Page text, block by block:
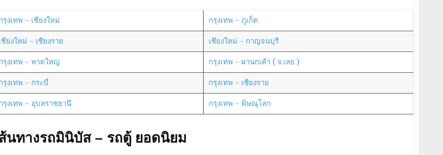
รุงเทพ – เชียงใหม่
ชียงใหม่ – เชียงราย
รุงเทพ – หาดใหญ่
รุงเทพ – กระบี่
รุงเทพ – อุบลราชธานี
กรุงเทพ – ภูเก็ต
เชียงใหม่ – กาญจนบุรี
กรุงเทพ – ผานกเค้า ( จ.เลย )
กรุงเทพ – เชียงราย
กรุงเทพ – พิษณุโลก
นทางรถมินิบัส – รถตู้ ยอดนิยม